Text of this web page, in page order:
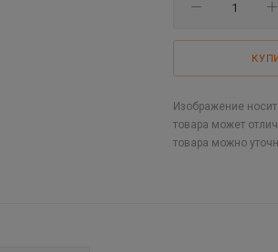
Изображение
товара может
товара можно